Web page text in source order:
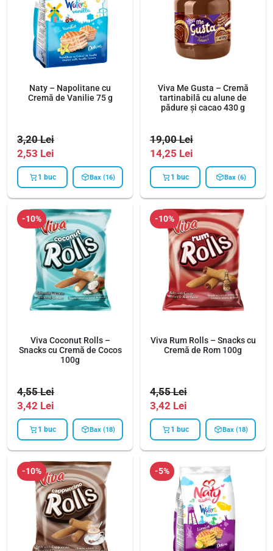
Naty – Napolitane cu
Cremă de Vanilie 75 g
3,20Lei
2,53 Lei
1 buc Bax (16)
Viva Me Gusta – Cremă
tartinabilă cu alune de
pădure și cacao 430 g
19,00Lei
14,25 Lei
1 buc Bax (6)
-10%
Viva Coconut Rolls –
Snacks cu Cremă de Cocos
100g
4,55Lei
3,42 Lei
1 buc Bax (18)
-10%
Viva Rum Rolls – Snacks cu
Cremă de Rom 100g
4,55Lei
3,42 Lei
1 buc Bax (18)
-10% -5%